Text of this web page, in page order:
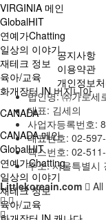
VIRGINIA 메인
GlobalHIT
연예가Chatting
일상의 이야기
재테크 정보
육아/교육
화개장터 IN 버지니아
CANADA
CANADA 메인
GlobalHIT
연예가Chatting
일상의 이야기
재테크 정보
육아/교육
공지사항
이용약관
개인정보
법인명: ㈜가로세
대표: 김세의
사업자등록번호:
대표번호: 02-
팩스번호: 02-
주소: 서울특별시
Littlekoreain.com